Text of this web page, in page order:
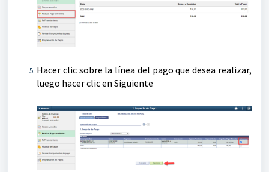
Hacer clic sobre la línea del pago que desea realizar,
luego hacer clic en Siguiente